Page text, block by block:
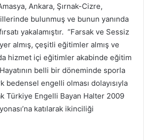
Ankara, Şırnak-Cizre,
bulunmuş ve bunun yanında
yakalamıştır. “Farsak ve Sessiz
almış, çeşitli eğitimler almış ve
hizmet içi eğitimler akabinde eğitim
Hayatının belli bir döneminde sporla
bedensel engelli olması dolayısıyla
Türkiye Engelli Bayan Halter 2009
katılarak ikinciliği